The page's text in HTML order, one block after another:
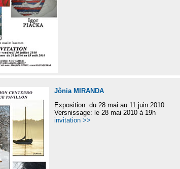
Jônia MIRANDA
Exposition: du 28 mai au 11 juin 2010
Versnissage: le 28 mai 2010 à 19h
invitation >>